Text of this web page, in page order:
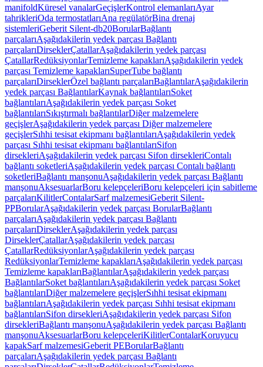
manifoldKüresel vanalarGeçişlerKontrol elemanlarıAyar
tahrikleriOda termostatlarıAna regülatörBina drenaj
sistemleriGeberit Silent-db20BorularBağlantı
parçalarıAşağıdakilerin yedek parçası Bağlantı
parçalarıDirseklerÇatallarAşağıdakilerin yedek parçası
ÇatallarRedüksiyonlarTemizleme kapaklarıAşağıdakilerin yedek
parçası Temizleme kapaklarıSuperTube bağlantı
parçalarıDirseklerÖzel bağlantı parçalarıBağlantılarAşağıdakilerin
yedek parçası BağlantılarKaynak bağlantılarıSoket
bağlantılarıAşağıdakilerin yedek parçası Soket
bağlantılarıSıkıştırmalı bağlantılarDiğer malzemelere
geçişlerAşağıdakilerin yedek parçası Diğer malzemelere
geçişlerSıhhi tesisat ekipmanı bağlantılarıAşağıdakilerin yedek
parçası Sıhhi tesisat ekipmanı bağlantılarıSifon
dirsekleriAşağıdakilerin yedek parçası Sifon dirsekleriContalı
bağlantı soketleriAşağıdakilerin yedek parçası Contalı bağlantı
soketleriBağlantı manşonuAşağıdakilerin yedek parçası Bağlantı
manşonuAksesuarlarBoru kelepçeleriBoru kelepçeleri için sabitleme
parçalarıKilitlerContalarSarf malzemesiGeberit Silent-
PPBorularAşağıdakilerin yedek parçası BorularBağlantı
parçalarıAşağıdakilerin yedek parçası Bağlantı
parçalarıDirseklerAşağıdakilerin yedek parçası
DirseklerÇatallarAşağıdakilerin yedek parçası
ÇatallarRedüksiyonlarAşağıdakilerin yedek parçası
RedüksiyonlarTemizleme kapaklarıAşağıdakilerin yedek parçası
Temizleme kapaklarıBağlantılarAşağıdakilerin yedek parçası
BağlantılarSoket bağlantılarıAşağıdakilerin yedek parçası Soket
bağlantılarıDiğer malzemelere geçişlerSıhhi tesisat ekipmanı
bağlantılarıAşağıdakilerin yedek parçası Sıhhi tesisat ekipmanı
bağlantılarıSifon dirsekleriAşağıdakilerin yedek parçası Sifon
dirsekleriBağlantı manşonuAşağıdakilerin yedek parçası Bağlantı
manşonuAksesuarlarBoru kelepçeleriKilitlerContalarKoruyucu
kapakSarf malzemesiGeberit PEBorularBağlantı
parçalarıAşağıdakilerin yedek parçası Bağlantı